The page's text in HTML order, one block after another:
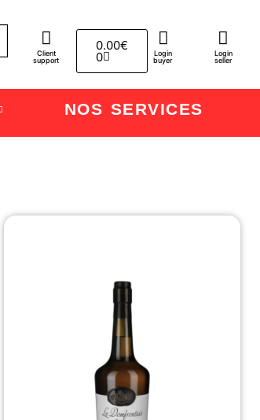
Client
support
0.00€
0
Login
buyer
Login
seller
NOS SERVICES